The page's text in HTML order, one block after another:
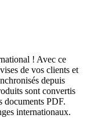
! Avec ce
de vos clients et
depuis
sont convertis
documents PDF.
internationaux.